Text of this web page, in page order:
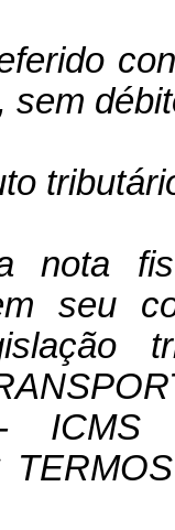
sem
nota
seu
ICMS